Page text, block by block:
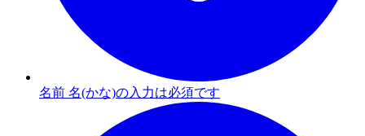
名前 名(かな)の入力は必須です